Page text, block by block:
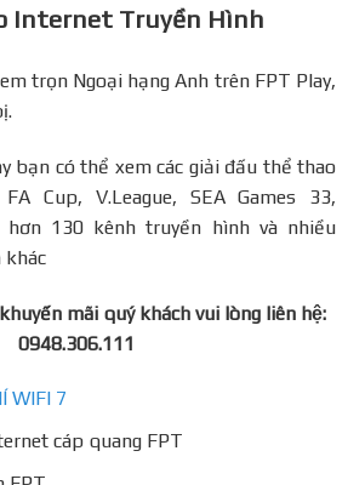
Internet Truyền Hình
trọn Ngoại hạng Anh trên FPT Play,
bạn có thể xem các giải đấu thể thao
Cup, V.League, SEA Games 33,
hơn 130 kênh truyền hình và nhiều
khác
mãi quý khách vui lòng liên hệ:
0948.306.111
WIFI 7
cáp quang FPT